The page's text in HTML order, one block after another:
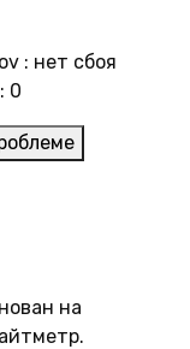
: нет сбоя
0
на